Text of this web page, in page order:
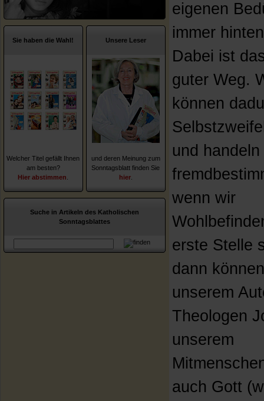
Sie haben die Wahl!
Welcher Titel gefällt Ihnen
am besten?
Hier abstimmen
Unsere Leser
und deren Meinung zum
Sonntagsblatt finden Sie
hier
Suche in Artikeln des Katholischen
Sonntagsblattes
eigenen
immer
Dabei ist
guter Weg.
können
und
wenn wir
erste Stelle
dann
unserem
Theologen
unserem
auch Gott